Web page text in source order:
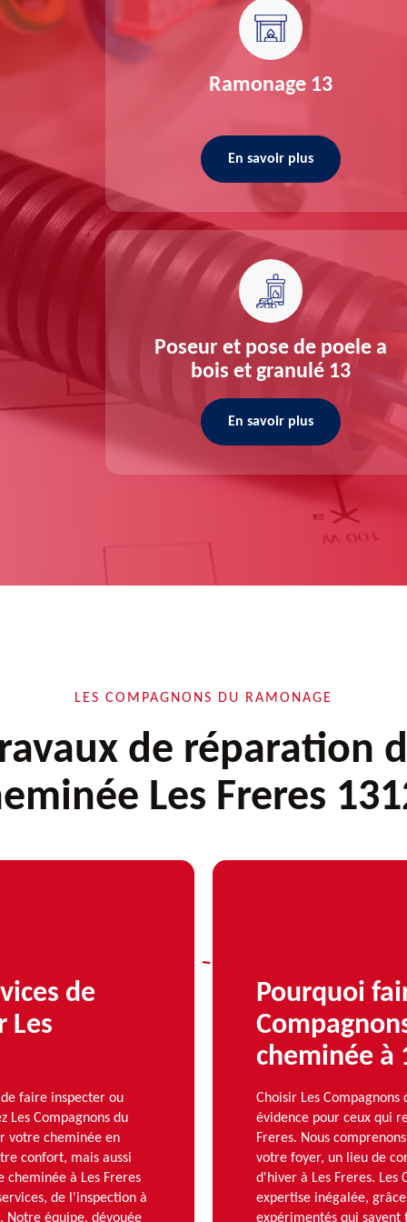
13
13
Ramonage 13
En savoir plus
Poseur et pose de poele a
bois et granulé 13
En savoir plus
LES COMPAGNONS DU RAMONAGE
de réparation
Les Freres
de
Les
de faire inspecter ou
Les Compagnons du
votre cheminée en
confort, mais aussi
à Les Freres
de l'inspection à
Notre équipe, dévouée
Pourquoi
cheminée à
Choisir Les
évidence pour ceux qui
Freres. Nous
votre foyer, un lieu de
d'hiver à Les Freres. Les
expertise inégalée,
expérimentés qui